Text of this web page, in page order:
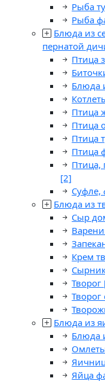
Рыба
Рыба
Блюда из
пернатой
Птица
Блюда
Птица
Птица
Птица
Птица
Птица,
[2]
Суфле,
Блюда из
Сыр
Крем
Творог
Блюда из
Блюда
Яйца